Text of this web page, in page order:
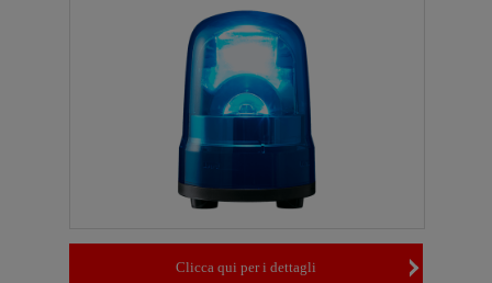
Clicca qui per i dettagli